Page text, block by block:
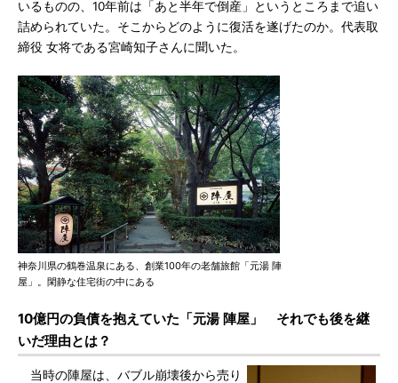
いるものの、10年前は「あと半年で倒産」というところまで追い
詰められていた。そこからどのように復活を遂げたのか。代表取
締役 女将である宮崎知子さんに聞いた。
神奈川県の鶴巻温泉にある、創業100年の老舗旅館「元湯 陣
屋」。閑静な住宅街の中にある
10億円の負債を抱えていた「元湯 陣屋」 それでも後を継
いだ理由とは？
当時の陣屋は、バブル崩壊後から売り